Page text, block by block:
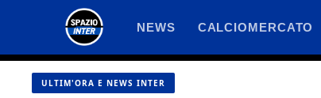
contenuto
NEWS CALCIOMERCATO
ULTIM'ORA E NEWS INTER